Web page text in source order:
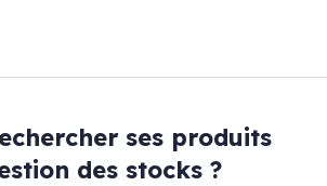
ses produits
des stocks ?